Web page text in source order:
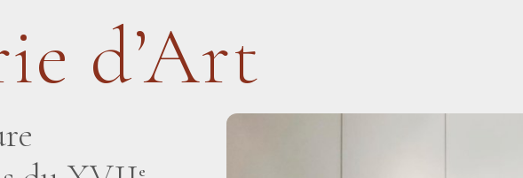
d’Art
e